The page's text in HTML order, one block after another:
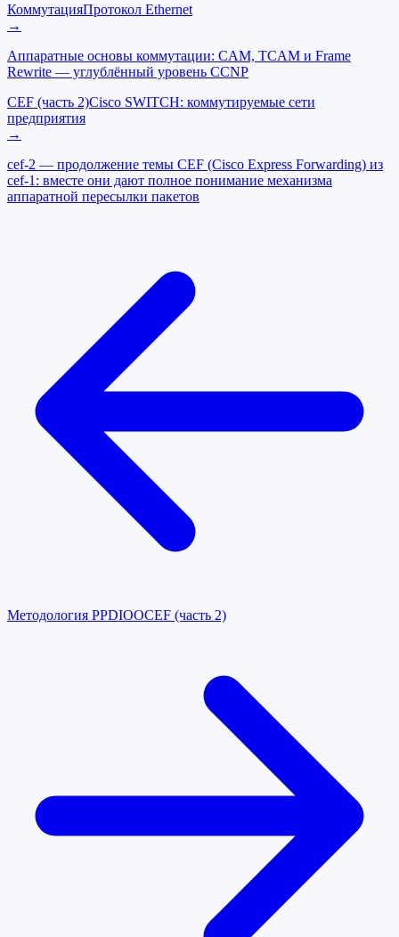
КоммутацияПротокол Ethernet
→
Аппаратные основы коммутации: CAM, TCAM и Frame
Rewrite — углублённый уровень CCNP
CEF (часть 2)Cisco SWITCH: коммутируемые сети
предприятия
→
cef-2 — продолжение темы CEF (Cisco Express Forwarding) из
cef-1: вместе они дают полное понимание механизма
аппаратной пересылки пакетов
Методология PPDIOOCEF (часть 2)